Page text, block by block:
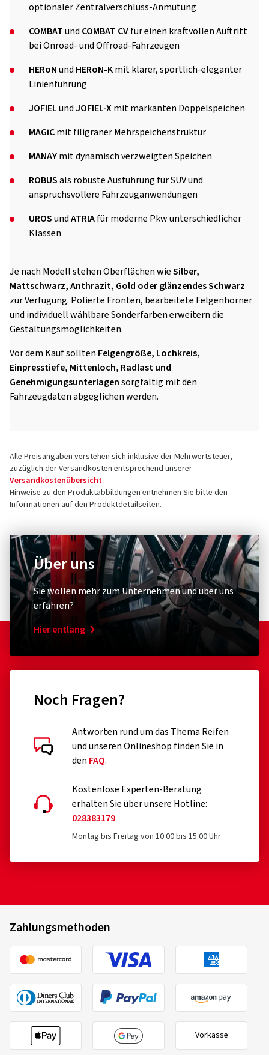
optionaler Zentralverschluss-Anmutung
COMBATund COMBAT CVfür einen kraftvollen Auftritt
bei Onroad- und Offroad-Fahrzeugen
HERoNund HERoN-Kmit klarer, sportlich-eleganter
Linienführung
JOFIELundJOFIEL-Xmit markanten Doppelspeichen
MAGiCmit filigraner Mehrspeichenstruktur
MANAYmit dynamisch verzweigten Speichen
ROBUSals robuste Ausführung für SUV und
anspruchsvollere Fahrzeuganwendungen
UROSundATRIAfür moderne Pkw unterschiedlicher
Klassen
Je nach Modell stehen Oberflächen wieSilber,
Mattschwarz, Anthrazit, Gold oder glänzendes Schwarz
zur Verfügung. Polierte Fronten, bearbeitete Felgenhörner
und individuell wählbare Sonderfarben erweitern die
Gestaltungsmöglichkeiten.
Vor dem Kauf sollten Felgengröße, Lochkreis,
Einpresstiefe, Mittenloch, Radlast und
Genehmigungsunterlagensorgfältig mit den
Fahrzeugdaten abgeglichen werden.
Alle Preisangaben verstehen sich inklusive der Mehrwertsteuer,
zuzüglich der Versandkosten entsprechend unserer
Versandkostenübersicht.
Hinweise zu den Produktabbildungen entnehmen Sie bitte den
Informationen auf den Produktdetailseiten.
Über uns
Sie wollen mehr zum Unternehmen und über uns
erfahren?
Hier entlang
Noch Fragen?
Antworten rund um das Thema Reifen
und unseren Onlineshop finden Sie in
den FAQ.
Kostenlose Experten-Beratung
erhalten Sie über unsere Hotline:
028383179
Montag bis Freitag von 10:00 bis 15:00 Uhr
Zahlungsmethoden
Vorkasse